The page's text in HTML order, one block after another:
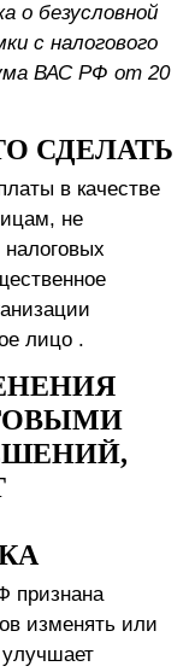
о безусловной
с налогового
ВАС РФ от 20
СДЕЛАТЬ
в качестве
не
лицо .
признана
изменять или